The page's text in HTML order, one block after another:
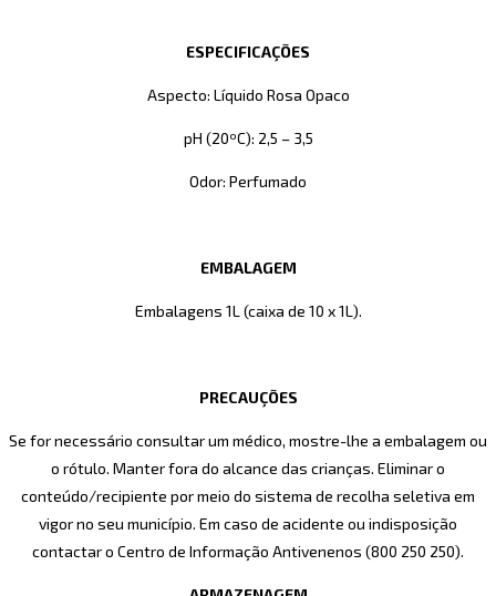
ESPECIFICAÇÕES
Aspecto: Líquido Rosa Opaco
pH (20ºC): 2,5 – 3,5
Odor: Perfumado
EMBALAGEM
Embalagens 1L (caixa de 10 x 1L).
PRECAUÇÕES
Se for necessário consultar um médico, mostre-lhe a embalagem ou
o rótulo. Manter fora do alcance das crianças. Eliminar o
conteúdo/recipiente por meio do sistema de recolha seletiva em
vigor no seu município. Em caso de acidente ou indisposição
contactar o Centro de Informação Antivenenos (800 250 250).